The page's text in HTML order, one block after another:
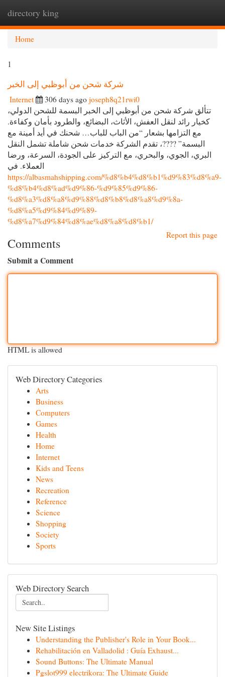
directory king
Home
1
شركة شحن من أبوظبي إلى الخبر
Internet 306 days ago joseph8q21rwi0
تتألق شركة شحن من أبوظبي إلى الخبر البسمة للشحن الدولي،
كخيار رائد لنقل العفش، الأثاث، البضائع، والطرود بأمان وكفاءة.
مع التزامها بشعار “من الباب للباب… شحنك في أيد أمينة مع
البسمة” ????، تقدم الشركة خدمات شحن شاملة تشمل النقل
البري، الجوي، والبحري، مع التركيز على الجودة، السرعة، ورضا
العملاء. في
https://albasmahshipping.com/%d8%b4%d8%b1%d9%83%d8%a9-
%d8%b4%d8%ad%d9%86-%d9%85%d9%86-
%d8%a3%d8%a8%d9%88%d8%b8%d8%a8%d9%8a-
%d8%a5%d9%84%d9%89-
%d8%a7%d9%84%d8%ae%d8%a8%d8%b1/
Report this page
Comments
Submit a Comment
HTML is allowed
Web Directory Categories
Arts
Business
Computers
Games
Health
Home
Internet
Kids and Teens
News
Recreation
Reference
Science
Shopping
Society
Sports
Web Directory Search
New Site Listings
Understanding the Publisher's Role in Your Book...
Rehabilitación en Valladolid : Guía Exhaust...
Sound Buttons: The Ultimate Manual
Pgslot999 electrikora: The Ultimate Guide